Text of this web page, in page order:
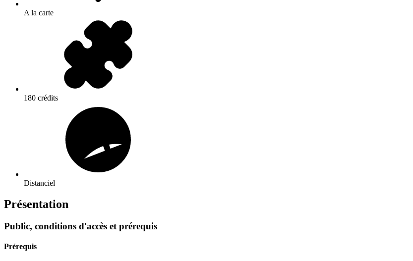
A la carte
180 crédits
Distanciel
Présentation
Public, conditions d'accès et prérequis
Prérequis